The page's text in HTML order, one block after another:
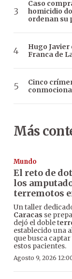
Caso
homicidio
ordenan su
Hugo
Franca de
Cinco
Más
Mundo
El reto de
los
terremotos
Un taller
Caracas se
dejó el doble t
establecido una
que busca
estos pacientes.
Agosto 9, 2026